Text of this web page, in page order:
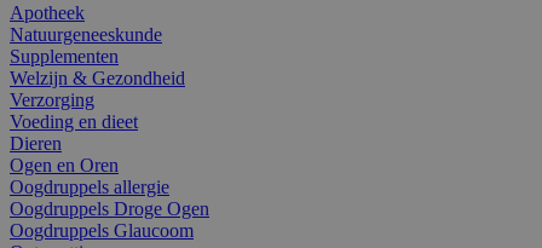
Apotheek
Natuurgeneeskunde
Supplementen
Welzijn & Gezondheid
Verzorging
Voeding en dieet
Dieren
Ogen en Oren
Oogdruppels allergie
Oogdruppels Droge Ogen
Oogdruppels Glaucoom